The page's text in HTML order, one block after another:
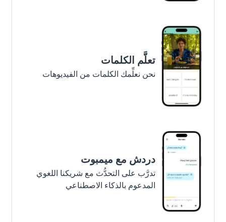
تعلَّم الكلمات
نحن نعلِّمك الكلمات من الفيديوهات
دردش مع ميمبوت
تدرَّب على التحدُّث مع شريكنا اللغوي
المدعوم بالذكاء الاصطناعي